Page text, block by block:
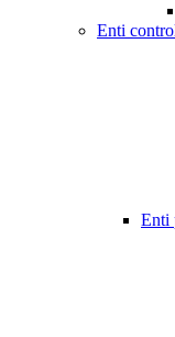
Enti
Enti